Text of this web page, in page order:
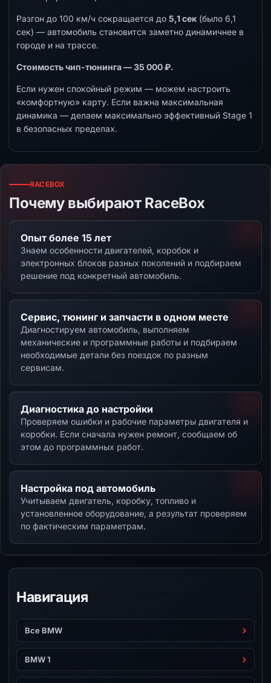
Разгон до 100 км/ч сокращается до 5,1 сек (было 6,1
сек) — автомобиль становится заметно динамичнее в
городе и на трассе.
Стоимость чип-тюнинга — 35 000 ₽.
Если нужен спокойный режим — можем настроить
«комфортную» карту. Если важна максимальная
динамика — делаем максимально эффективный Stage 1
в безопасных пределах.
RACEBOX
Почему выбирают RaceBox
Опыт более 15 лет
Знаем особенности двигателей, коробок и
электронных блоков разных поколений и подбираем
решение под конкретный автомобиль.
Сервис, тюнинг и запчасти в одном месте
Диагностируем автомобиль, выполняем
механические и программные работы и подбираем
необходимые детали без поездок по разным
сервисам.
Диагностика до настройки
Проверяем ошибки и рабочие параметры двигателя и
коробки. Если сначала нужен ремонт, сообщаем об
этом до программных работ.
Настройка под автомобиль
Учитываем двигатель, коробку, топливо и
установленное оборудование, а результат проверяем
по фактическим параметрам.
Навигация
Все BMW
BMW 1